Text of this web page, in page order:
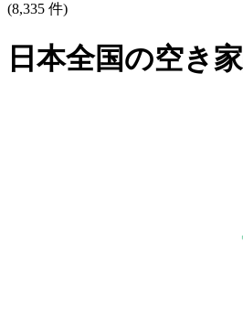
(8,335 件)
日本全国の空き家